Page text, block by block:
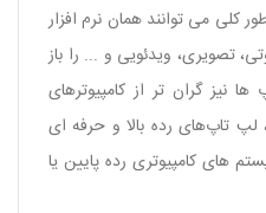
کلی می ‌توانند همان نرم ‌افزار
تصویری، ویدئویی و ... را باز
نیز گران ‌تر از کامپیوترهای
لپ ‌تاپ‌های رده بالا و حرفه ای
های کامپیوتری رده پایین یا